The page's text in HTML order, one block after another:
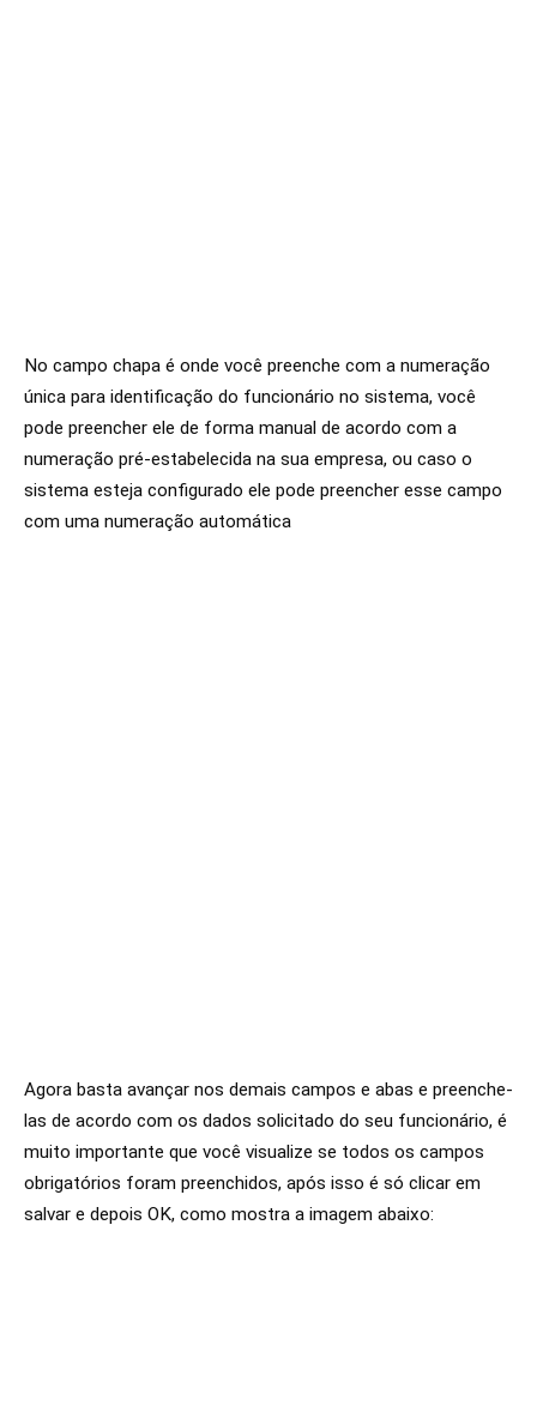
No campo chapa é onde você preenche com a numeração
única para identificação do funcionário no sistema, você
pode preencher ele de forma manual de acordo com a
numeração pré-estabelecida na sua empresa, ou caso o
sistema esteja configurado ele pode preencher esse campo
com uma numeração automática
Agora basta avançar nos demais campos e abas e preenche-
las de acordo com os dados solicitado do seu funcionário, é
muito importante que você visualize se todos os campos
obrigatórios foram preenchidos, após isso é só clicar em
salvar e depois OK, como mostra a imagem abaixo: